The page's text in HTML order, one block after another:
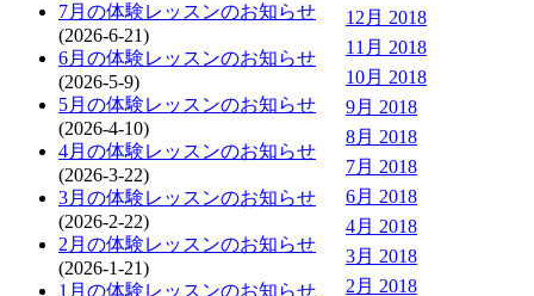
7月の体験レッスンのお知らせ
(2026-6-21)
6月の体験レッスンのお知らせ
(2026-5-9)
5月の体験レッスンのお知らせ
(2026-4-10)
4月の体験レッスンのお知らせ
(2026-3-22)
3月の体験レッスンのお知らせ
(2026-2-22)
2月の体験レッスンのお知らせ
(2026-1-21)
1月の体験レッスンのお知らせ
12月 2018
11月 2018
10月 2018
9月 2018
8月 2018
7月 2018
6月 2018
4月 2018
3月 2018
2月 2018